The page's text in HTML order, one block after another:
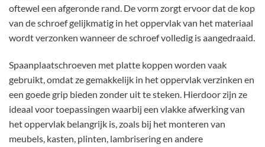
oftewel een afgeronde rand. De vorm zorgt ervoor dat de kop
van de schroef gelijkmatig in het oppervlak van het materiaal
wordt verzonken wanneer de schroef volledig is aangedraaid.
Spaanplaatschroeven met platte koppen worden vaak
gebruikt, omdat ze gemakkelijk in het oppervlak verzinken en
een goede grip bieden zonder uit te steken. Hierdoor zijn ze
ideaal voor toepassingen waarbij een vlakke afwerking van
het oppervlak belangrijk is, zoals bij het monteren van
meubels, kasten, plinten, lambrisering en andere